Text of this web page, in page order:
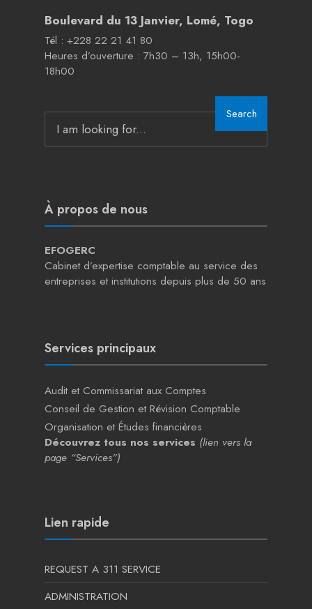
Boulevard du 13 Janvier, Lomé, Togo
Tél : +228 22 21 41 80
Heures d’ouverture : 7h30 – 13h, 15h00-
18h00
Search
for:
Search
À propos de nous
EFOGERC
Cabinet d’expertise comptable au service des
entreprises et institutions depuis plus de 50 ans
Services principaux
Audit et Commissariat aux Comptes
Conseil de Gestion et Révision Comptable
Organisation et Études financières
Découvrez tous nos services (lien vers la
page “Services”)
Lien rapide
REQUEST A 311 SERVICE
ADMINISTRATION